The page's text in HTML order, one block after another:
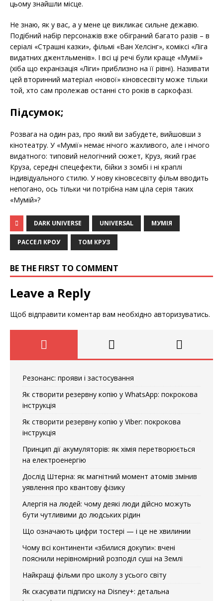
цьому знайшли місце.
Не знаю, як у вас, а у мене це викликає сильне дежавю.
Подібний набір персонажів вже обіграний багато разів – в
серіалі «Страшні казки», фільмі «Ван Хелсінг», коміксі «Ліга
видатних джентльменів». І всі ці речі були краще «Мумії»
(хіба що екранізація «Ліги» приблизно на її рівні). Називати
цей вторинний матеріал «нової» кіновсесвіту може тільки
той, хто сам пролежав останні сто років в саркофазі.
Підсумок;
Розвага на один раз, про який ви забудете, вийшовши з
кінотеатру. У «Мумії» немає нічого жахливого, але і нічого
видатного: типовий нелогічний сюжет, Круз, який грає
Круза, середні спецефекти, бійки з зомбі і ні краплі
індивідуального стилю. У нову кіновсесвіту фільм вводить
непогано, ось тільки чи потрібна нам ціла серія таких
«Мумій»?
DARK UNIVERSE UNIVERSAL МУМІЯ
РАССЕЛ КРОУ ТОМ КРУЗ
BE THE FIRST TO COMMENT
Leave a Reply
Щоб відправити коментар вам необхідно авторизуватись.
Резонанс: прояви і застосування
Як створити резервну копію у WhatsApp: покрокова
інструкція
Як створити резервну копію у Viber: покрокова
інструкція
Принцип дії акумуляторів: як хімія перетворюється
на електроенергію
Дослід Штерна: як магнітний момент атомів змінив
уявлення про квантову фізику
Алергія на людей: чому деякі люди дійсно можуть
бути чутливими до людських рідин
Що означають цифри тостері — і це не хвилинии
Чому всі континенти «збилися докупи»: вчені
пояснили нерівномірний розподіл суші на Землі
Найкращі фільми про школу з усього світу
Як скасувати підписку на Disney+: детальна